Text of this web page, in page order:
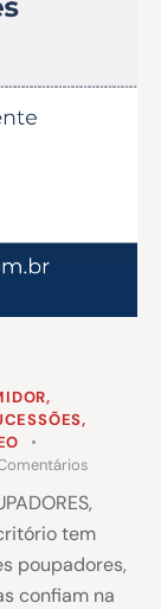
,
,
tem
poupadores,
confiam na